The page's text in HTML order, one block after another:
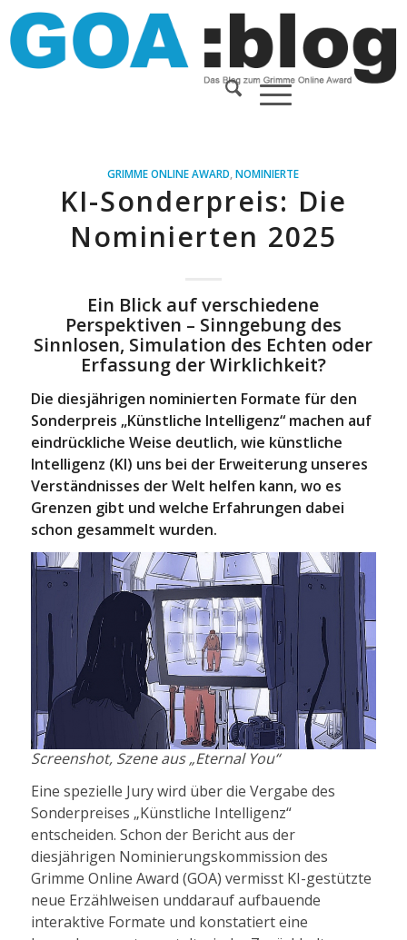
GRIMME ONLINE AWARD ,NOMINIERTE
KI-Sonderpreis: Die
Nominierten 2025
Ein Blick auf verschiedene
Perspektiven – Sinngebung des
Sinnlosen, Simulation des Echten oder
Erfassung der Wirklichkeit?
Die diesjährigen nominierten Formate für den
Sonderpreis „Künstliche Intelligenz“ machen auf
eindrückliche Weise deutlich, wie künstliche
Intelligenz (KI) uns bei der Erweiterung unseres
Verständnisses der Welt helfen kann, wo es
Grenzen gibt und welche Erfahrungen dabei
schon gesammelt wurden.
Screenshot, Szene aus „Eternal You“
Eine spezielle Jury wird über die Vergabe des
Sonderpreises „Künstliche Intelligenz“
entscheiden. Schon der Bericht aus der
diesjährigen Nominierungskommission des
Grimme Online Award (GOA) vermisst KI-gestützte
neue Erzählweisen unddarauf aufbauende
interaktive Formate und konstatiert eine